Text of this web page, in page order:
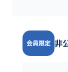
会員限定 非